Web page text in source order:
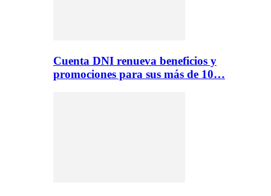
Cuenta DNI renueva beneficios y
promociones para sus más de 10…